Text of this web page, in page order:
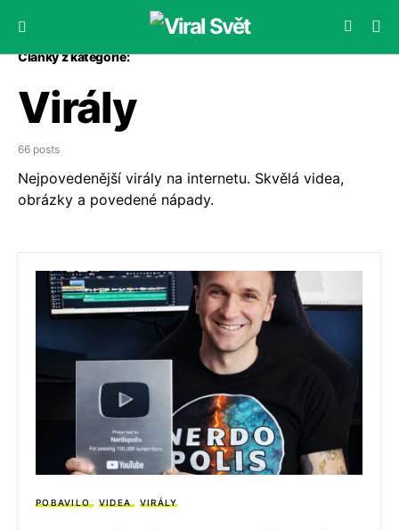
Články z kategorie:
Virály
66 posts
Nejpovedenější virály na internetu. Skvělá videa,
obrázky a povedené nápady.
POBAVILO VIDEA VIRÁLY